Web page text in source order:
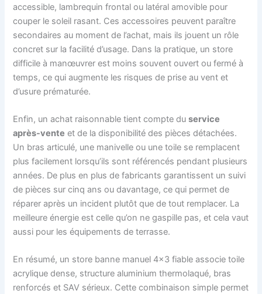
accessible, lambrequin frontal ou latéral amovible pour
couper le soleil rasant. Ces accessoires peuvent paraître
secondaires au moment de l’achat, mais ils jouent un rôle
concret sur la facilité d’usage. Dans la pratique, un store
difficile à manœuvrer est moins souvent ouvert ou fermé à
temps, ce qui augmente les risques de prise au vent et
d’usure prématurée.
Enfin, un achat raisonnable tient compte duservice
après-vente et de la disponibilité des pièces détachées.
Un bras articulé, une manivelle ou une toile se remplacent
plus facilement lorsqu’ils sont référencés pendant plusieurs
années. De plus en plus de fabricants garantissent un suivi
de pièces sur cinq ans ou davantage, ce qui permet de
réparer après un incident plutôt que de tout remplacer. La
meilleure énergie est celle qu’on ne gaspille pas, et cela vaut
aussi pour les équipements de terrasse.
En résumé, un store banne manuel 4×3 fiable associe toile
acrylique dense, structure aluminium thermolaqué, bras
renforcés et SAV sérieux. Cette combinaison simple permet